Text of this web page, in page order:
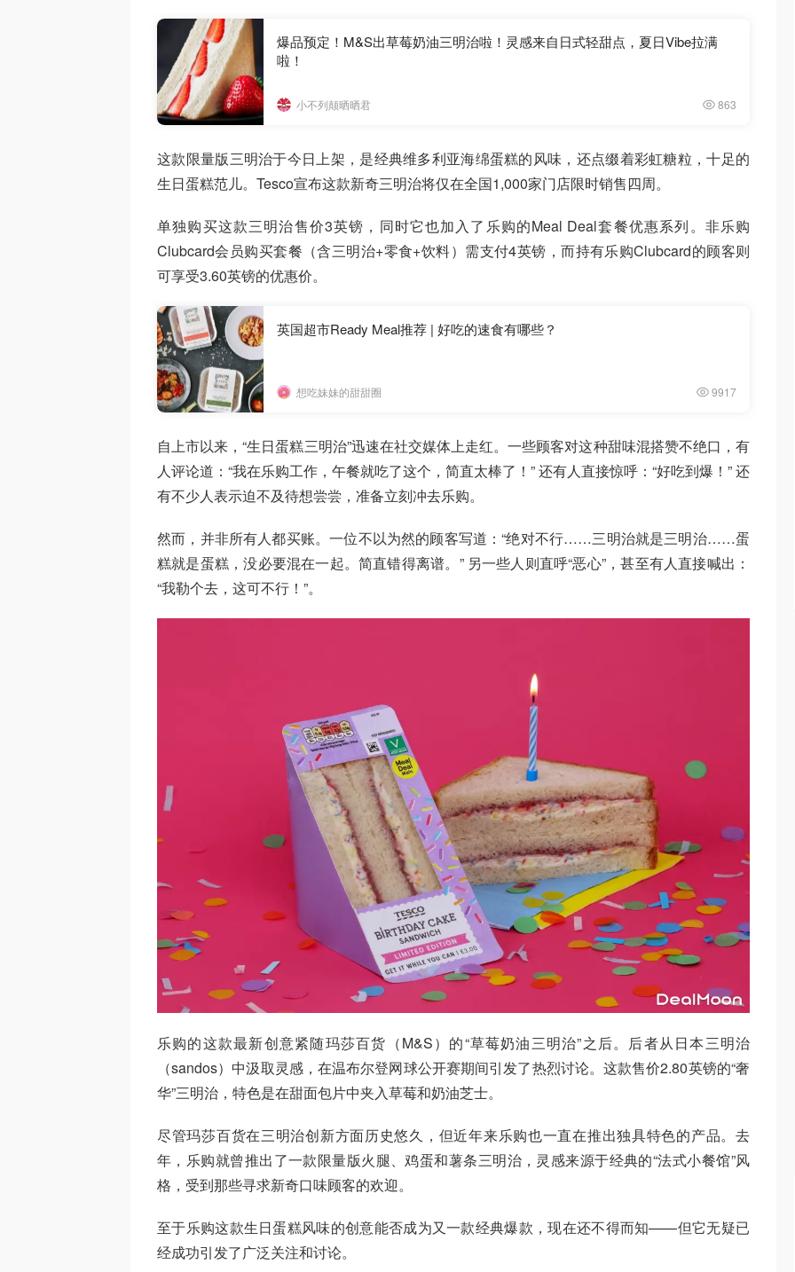
爆品预定！M&S出草莓奶油三明治啦！灵感来自日式轻甜点，夏日Vibe拉满
啦！
小不列颠晒晒君 863
这款限量版三明治于今日上架，是经典维多利亚海绵蛋糕的风味，还点缀着彩虹糖粒，十足的
生日蛋糕范儿。Tesco宣布这款新奇三明治将仅在全国1,000家门店限时销售四周。
单独购买这款三明治售价3英镑，同时它也加入了乐购的Meal Deal套餐优惠系列。非乐购
Clubcard会员购买套餐（含三明治+零食+饮料）需支付4英镑，而持有乐购Clubcard的顾客则
可享受3.60英镑的优惠价。
英国超市Ready Meal推荐 | 好吃的速食有哪些？
想吃妹妹的甜甜圈 9917
自上市以来，“生日蛋糕三明治”迅速在社交媒体上走红。一些顾客对这种甜味混搭赞不绝口，有
人评论道：“我在乐购工作，午餐就吃了这个，简直太棒了！” 还有人直接惊呼：“好吃到爆！” 还
有不少人表示迫不及待想尝尝，准备立刻冲去乐购。
然而，并非所有人都买账。一位不以为然的顾客写道：“绝对不行……三明治就是三明治……蛋
糕就是蛋糕，没必要混在一起。简直错得离谱。” 另一些人则直呼“恶心”，甚至有人直接喊出：
“我勒个去，这可不行！”。
乐购的这款最新创意紧随玛莎百货（M&S）的“草莓奶油三明治”之后。后者从日本三明治
（sandos）中汲取灵感，在温布尔登网球公开赛期间引发了热烈讨论。这款售价2.80英镑的“奢
华”三明治，特色是在甜面包片中夹入草莓和奶油芝士。
尽管玛莎百货在三明治创新方面历史悠久，但近年来乐购也一直在推出独具特色的产品。去
年，乐购就曾推出了一款限量版火腿、鸡蛋和薯条三明治，灵感来源于经典的“法式小餐馆”风
格，受到那些寻求新奇口味顾客的欢迎。
至于乐购这款生日蛋糕风味的创意能否成为又一款经典爆款，现在还不得而知——但它无疑已
经成功引发了广泛关注和讨论。